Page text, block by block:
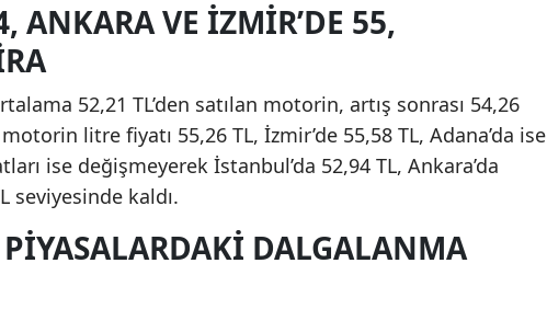
ANKARA VE İZMIR’DE 55,
52,21 TL’den satılan motorin, artış sonrası 54,26
litre fiyatı 55,26 TL, İzmir’de 55,58 TL, Adana’da ise
ise değişmeyerek İstanbul’da 52,94 TL, Ankara’da
seviyesinde kaldı.
DALGALANMA